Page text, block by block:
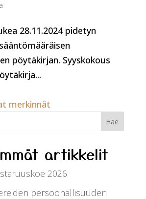
28.11.2024 pidetyn
pöytäkirjan. Syyskokous
merkinnät
artikkelit
2026
persoonallisuuden